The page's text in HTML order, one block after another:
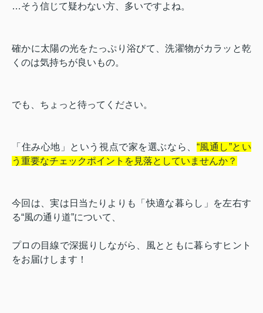
…そう信じて疑わない方、多いですよね。
確かに太陽の光をたっぷり浴びて、洗濯物がカラッと乾
くのは気持ちが良いもの。
でも、ちょっと待ってください。
「住み心地」という視点で家を選ぶなら、 “風通し”とい
う重要なチェックポイントを見落としていませんか？
今回は、実は日当たりよりも「快適な暮らし」を左右す
る“風の通り道”について、
プロの目線で深掘りしながら、風とともに暮らすヒント
をお届けします！